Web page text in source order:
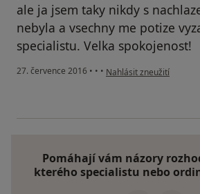
ale ja jsem taky nikdy s
nebyla a vsechny me potize
specialistu. Velka spokojenost!
27. července 2016 • • • podle názoru uživatele
Nahlásit zneužití
Pomáhají vám názory
kterého specialistu nebo